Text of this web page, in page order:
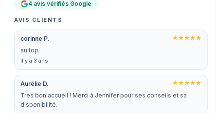
4 avis vérifiés Google
AVIS CLIENTS
corinne P.
au top
il y a 3 ans
Aurélie D.
Très bon accueil ! Merci à Jennifer pour ses conseils et sa
disponibilité.